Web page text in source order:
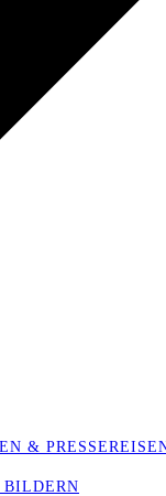
&
BILDERN